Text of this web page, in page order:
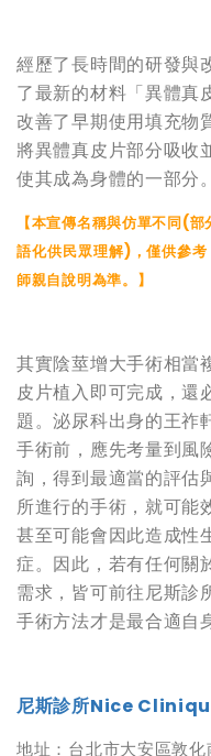
經歷了長時間的研發與
了最新的材料「異體
改善了早期使用填充物
將異體真皮片部分吸收
使其成為身體的一部分。
【本宣傳名稱與仿單不同(
語化供民眾理解)，僅供參
師親自說明為準。】
其實陰莖增大手術相當
皮片植入即可完成，還
題。泌尿科出身的王祚
手術前，應先考量到風
詢，得到最適當的評估
所進行的手術，就可能
甚至可能會因此造成性
症。因此，若有任何關
需求，皆可前往尼斯診
手術方法才是最合適自
尼斯診所Nice
地址：台北市大安區敦化